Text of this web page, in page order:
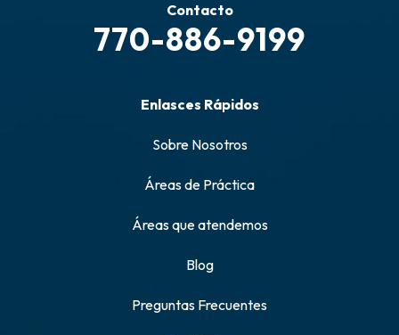
Contacto
770-886-9199
Enlasces Rápidos
Sobre Nosotros
Áreas de Práctica
Áreas que atendemos
Blog
Preguntas Frecuentes